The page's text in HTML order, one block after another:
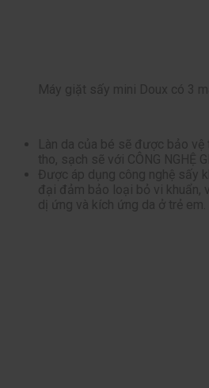
Máy giặt sấy mini Doux có 3
Làn da của bé sẽ được bảo
tho, sạch sẽ với CÔNG NGHỆ
Được áp dụng công nghệ sấy
đại đảm bảo loại bỏ vi khuẩn,
dị ứng và kích ứng da ở trẻ em.